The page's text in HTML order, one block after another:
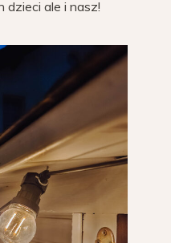
dzieci ale i nasz!